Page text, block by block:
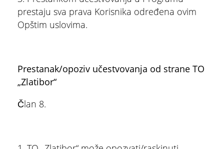
prestaju sva prava Korisnika određena ovim
Opštim uslovima.
Prestanak/opoziv učestvovanja od strane TO
„Zlatibor“
Član 8.